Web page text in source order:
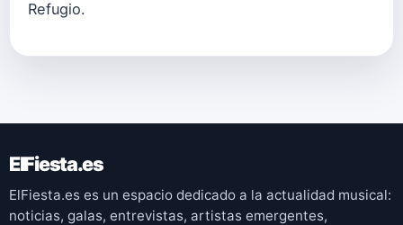
Refugio.
ElFiesta.es
ElFiesta.es es un espacio dedicado a la actualidad musical:
noticias, galas, entrevistas, artistas emergentes,